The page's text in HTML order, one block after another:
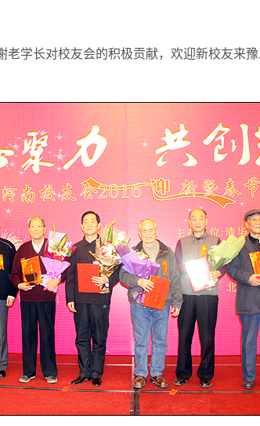
学长对校友会的积极贡献，欢迎新校友来